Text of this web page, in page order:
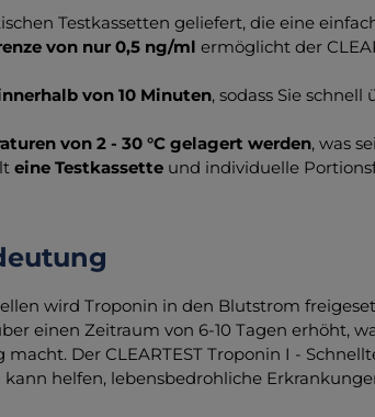
Testkassetten geliefert, die eine
von nur 0,5 ng/ml ermöglicht der
von 10 Minuten, sodass Sie
von 2 - 30 °C gelagert werden, was
eine Testkassette und individuelle
wird Troponin in den Blutstrom
einen Zeitraum von 6-10 Tagen erhöht,
Der CLEARTEST Troponin I -
helfen, lebensbedrohliche